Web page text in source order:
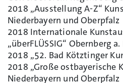
2018 „Ausstellung A-Z“
Niederbayern und Oberpfalz
2018 Internationale
„überFLÜSSIG“ Obernberg a.
2018 „52. Bad Kötztinger
2018 „Große ostbayerische
Niederbayern und Oberpfalz